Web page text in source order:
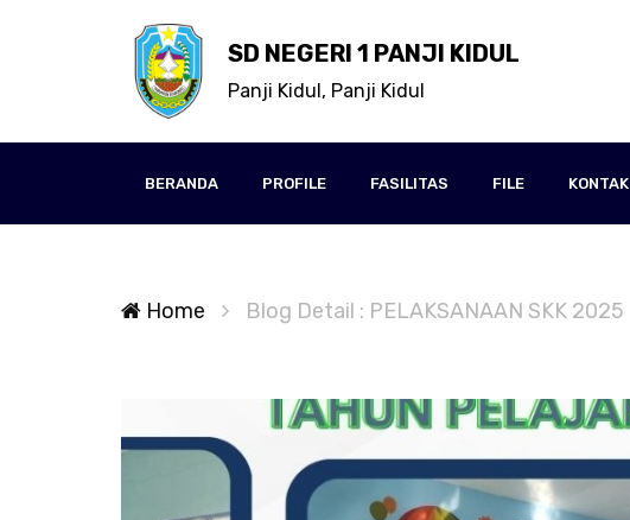
SD NEGERI 1 PANJI KIDUL
Panji Kidul, Panji Kidul
BERANDA PROFILE FASILITAS FILE KONTAK
Home Blog Detail : PELAKSANAAN SKK 2025